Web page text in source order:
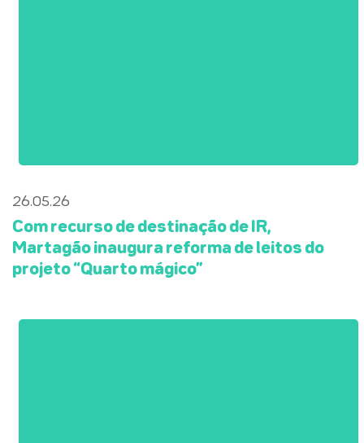
26.05.26
Com recurso de destinação de IR,
Martagão inaugura reforma de leitos do
projeto “Quarto mágico”